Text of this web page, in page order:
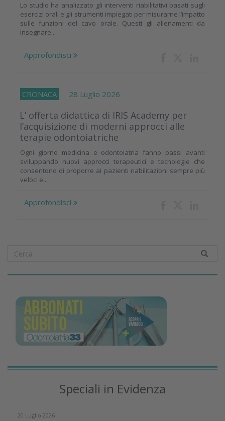
Lo studio ha analizzato gli interventi riabilitativi basati sugli
esercizi orali e gli strumenti impiegati per misurarne l’impatto
sulle funzioni del cavo orale. Questi gli allenamenti da
insegnare...
Approfondisci
CRONACA 28 Luglio 2026
L’ offerta didattica di IRIS Academy per
l’acquisizione di moderni approcci alle
terapie odontoiatriche
Ogni giorno medicina e odontoiatria fanno passi avanti
sviluppando nuovi approcci terapeutici e tecnologie che
consentono di proporre ai pazienti riabilitazioni sempre più
veloci e...
Approfondisci
Speciali in Evidenza
20 Luglio 2026